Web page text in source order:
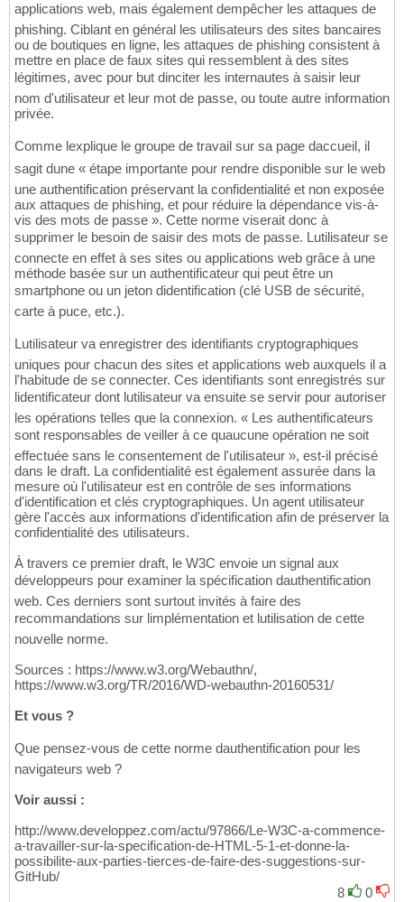
applications web, mais également dempêcher les attaques de
phishing. Ciblant en général les utilisateurs des sites bancaires
ou de boutiques en ligne, les attaques de phishing consistent à
mettre en place de faux sites qui ressemblent à des sites
légitimes, avec pour but dinciter les internautes à saisir leur
nom d'utilisateur et leur mot de passe, ou toute autre information
privée.
Comme lexplique le groupe de travail sur sa page daccueil, il
sagit dune « étape importante pour rendre disponible sur le web
une authentification préservant la confidentialité et non exposée
aux attaques de phishing, et pour réduire la dépendance vis-à-
vis des mots de passe ». Cette norme viserait donc à
supprimer le besoin de saisir des mots de passe. Lutilisateur se
connecte en effet à ses sites ou applications web grâce à une
méthode basée sur un authentificateur qui peut être un
smartphone ou un jeton didentification (clé USB de sécurité,
carte à puce, etc.).
Lutilisateur va enregistrer des identifiants cryptographiques
uniques pour chacun des sites et applications web auxquels il a
l'habitude de se connecter. Ces identifiants sont enregistrés sur
lidentificateur dont lutilisateur va ensuite se servir pour autoriser
les opérations telles que la connexion. « Les authentificateurs
sont responsables de veiller à ce quaucune opération ne soit
effectuée sans le consentement de l'utilisateur », est-il précisé
dans le draft. La confidentialité est également assurée dans la
mesure où l'utilisateur est en contrôle de ses informations
d'identification et clés cryptographiques. Un agent utilisateur
gère l'accès aux informations d'identification afin de préserver la
confidentialité des utilisateurs.
À travers ce premier draft, le W3C envoie un signal aux
développeurs pour examiner la spécification dauthentification
web. Ces derniers sont surtout invités à faire des
recommandations sur limplémentation et lutilisation de cette
nouvelle norme.
Sources : https://www.w3.org/Webauthn/,
https://www.w3.org/TR/2016/WD-webauthn-20160531/
Et vous ?
Que pensez-vous de cette norme dauthentification pour les
navigateurs web ?
Voir aussi :
http://www.developpez.com/actu/97866/Le-W3C-a-commence-
a-travailler-sur-la-specification-de-HTML-5-1-et-donne-la-
possibilite-aux-parties-tierces-de-faire-des-suggestions-sur-
GitHub/
8
0